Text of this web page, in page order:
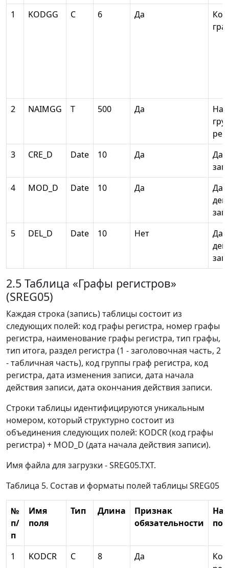
1 KODGG С 6 Да
2 NAIMGG Т 500 Да
3
CRE_D Date 10 Да
4
MOD_D Date 10 Да
5
DEL_D Date 10 Нет
2.5 Таблица «Графы регистров»
(SREG05)
Каждая строка (запись) таблицы состоит из
следующих полей: код графы регистра, номер графы
регистра, наименование графы регистра, тип графы,
тип итога, раздел регистра (1 - заголовочная часть, 2
- табличная часть), код группы граф регистра, код
регистра, дата изменения записи, дата начала
действия записи, дата окончания действия записи.
Строки таблицы идентифицируются уникальным
номером, который структурно состоит из
объединения следующих полей: KODCR (код графы
регистра) + MOD_D (дата начала действия записи).
Имя файла для загрузки - SREG05.TXT.
Таблица 5. Состав и форматы полей таблицы SREG05
№
п/
п
Имя
поля
Тип Длина
Признак
обязательности
1 KODCR С 8 Да